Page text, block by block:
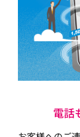
電話